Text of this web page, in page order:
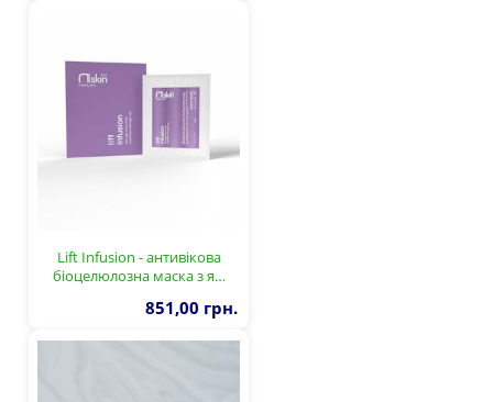
Lift Infusion - антивікова
біоцелюлозна маска з я…
851,00 грн.